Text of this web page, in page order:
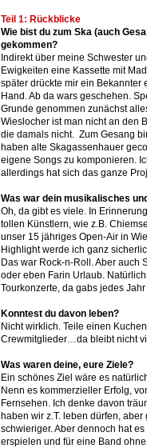
Teil 1: Rückblicke
Wie bist du zum Ska (auch
gekommen?
Indirekt über meine Schwester
Ewigkeiten eine Kassette mit
später drückte mir ein Bekannter
Hand. Ab da wars geschehen.
Grunde genommen zunächst
Wieslocher ist man nicht an den
die damals nicht. Zum Gesang
haben alte Skagassenhauer
eigene Songs zu komponieren.
allerdings hat sich das ganze
Was war dein musikalisches
Oh, da gibt es viele. In
tollen Künstlern, wie z.B.
unser 15 jähriges Open-Air in
Highlight werde ich ganz
Das war Rock-n-Roll. Aber auch
oder eben Farin Urlaub.
Tourkonzerte, da gabs jedes
Konntest du davon leben?
Nicht wirklich. Teile einen
Crewmitglieder…da bleibt nicht
Was waren deine, eure Ziele?
Ein schönes Ziel wäre es
Nenn es kommerzieller Erfolg,
Fernsehen. Ich denke davon
haben wir z.T. leben dürfen,
schwieriger. Aber dennoch hat
erspielen und für eine Band